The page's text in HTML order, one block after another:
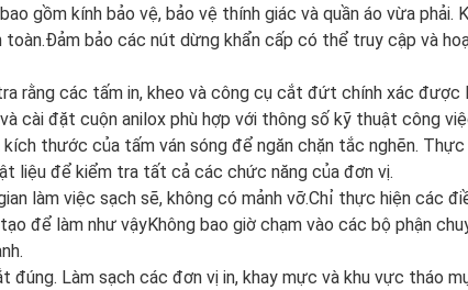
gồm kính bảo vệ, bảo vệ thính giác và quần áo vừa phải.
toàn.Đảm bảo các nút dừng khẩn cấp có thể truy cập và
rằng các tấm in, kheo và công cụ cắt đứt chính xác được
cài đặt cuộn anilox phù hợp với thông số kỹ thuật công
thước của tấm ván sóng để ngăn chặn tắc nghẽn. Thực
liệu để kiểm tra tất cả các chức năng của đơn vị.
làm việc sạch sẽ, không có mảnh vỡ.Chỉ thực hiện các
để làm như vậyKhông bao giờ chạm vào các bộ phận
Làm sạch các đơn vị in, khay mực và khu vực tháo